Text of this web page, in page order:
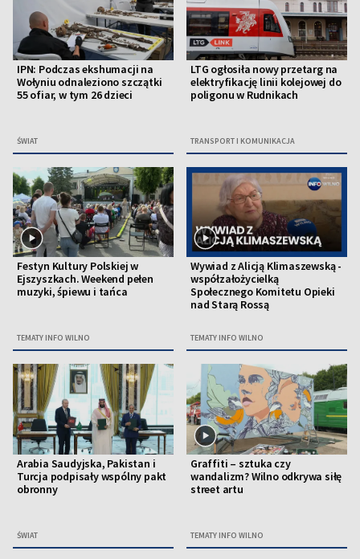
IPN: Podczas ekshumacji na
Wołyniu odnaleziono szczątki
55 ofiar, w tym 26 dzieci
ŚWIAT
LTG ogłosiła nowy przetarg na
elektryfikację linii kolejowej do
poligonu w Rudnikach
TRANSPORT I KOMUNIKACJA
Festyn Kultury Polskiej w
Ejszyszkach. Weekend pełen
muzyki, śpiewu i tańca
TEMATY INFO WILNO
Wywiad z Alicją Klimaszewską -
współzałożycielką
Społecznego Komitetu Opieki
nad Starą Rossą
TEMATY INFO WILNO
Arabia Saudyjska, Pakistan i
Turcja podpisały wspólny pakt
obronny
ŚWIAT
Graffiti – sztuka czy
wandalizm? Wilno odkrywa siłę
street artu
TEMATY INFO WILNO